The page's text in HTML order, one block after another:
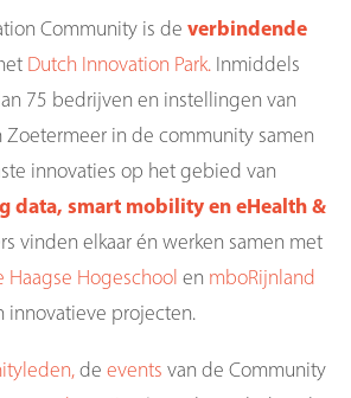
Community is de verbindende
Dutch Innovation Park. Inmiddels
75 bedrijven en instellingen van
in de community samen
innovaties op het gebied van
data, smart mobility en eHealth &
vinden elkaar én werken samen met
Haagse Hogeschool en mboRijnland
innovatieve projecten.
de events van de Community